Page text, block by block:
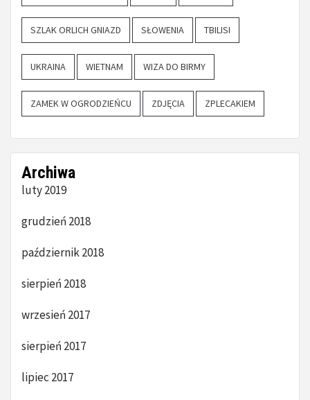
SZLAK ORLICH GNIAZD SŁOWENIA TBILISI
UKRAINA WIETNAM WIZA DO BIRMY
ZAMEK W OGRODZIEŃCU ZDJĘCIA ZPLECAKIEM
Archiwa
luty 2019
grudzień 2018
październik 2018
sierpień 2018
wrzesień 2017
sierpień 2017
lipiec 2017